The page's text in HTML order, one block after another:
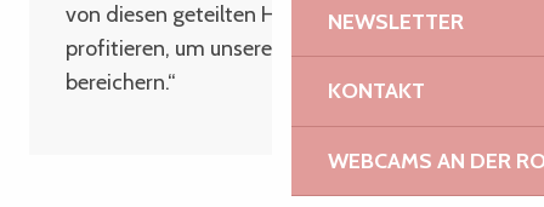
NEWSLETTER
KONTAKT
WEBCAMS AN DER
von diesen geteilten Höhepunkten zu
profitieren, um unsere Gedanken positiv zu
bereichern.“